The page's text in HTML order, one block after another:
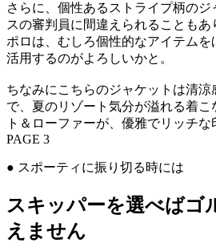
さらに、個性あるストライプ柄の
スの審判員に間違えられることもあ
ポロは、むしろ個性的なアイテム
活用するのがよろしいかと。
ちなみにこちらのジャケットは清
で、夏のリゾート気分が溢れる着
ト＆ローファーが、優雅でリッチな
PAGE 3
● スポーティに振り切る時には
スキッパーを選べばゴ
えません